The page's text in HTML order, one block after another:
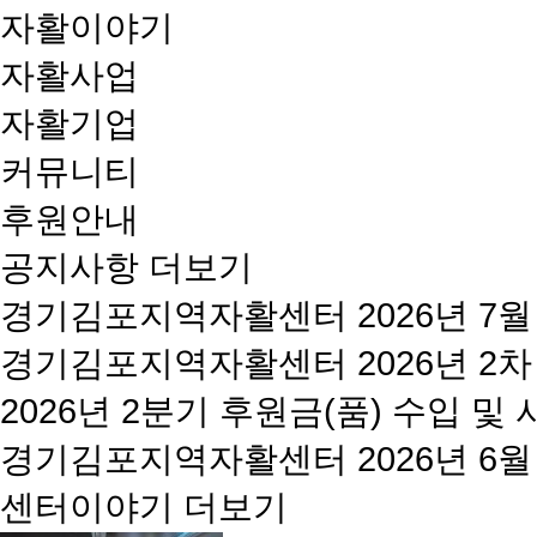
자활이야기
자활사업
자활기업
커뮤니티
후원안내
공지사항 더보기
경기김포지역자활센터 2026년 7
경기김포지역자활센터 2026년 2
2026년 2분기 후원금(품) 수입 및
경기김포지역자활센터 2026년 6
센터이야기 더보기